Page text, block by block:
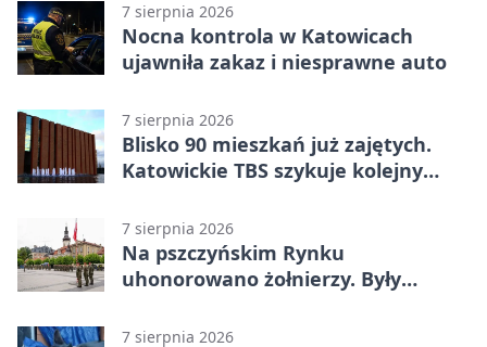
7 sierpnia 2026
Nocna kontrola w Katowicach
ujawniła zakaz i niesprawne auto
7 sierpnia 2026
Blisko 90 mieszkań już zajętych.
Katowickie TBS szykuje kolejny
7 sierpnia 2026
Na pszczyńskim Rynku
uhonorowano żołnierzy. Były
7 sierpnia 2026